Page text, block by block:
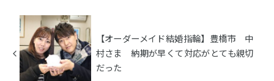
【オーダーメイド結婚指輪】豊橋市 中
村さま 納期が早くて対応がとても親切
だった